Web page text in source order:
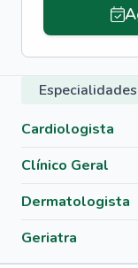
Cardiologista
Clínico Geral
Dermatologista
Geriatra